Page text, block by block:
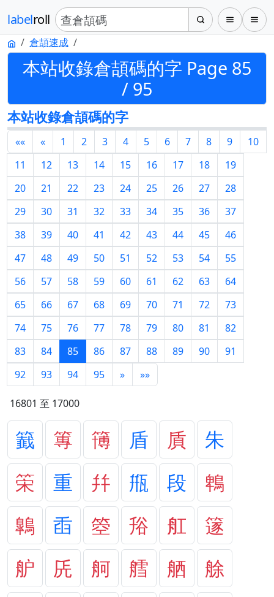
labelroll
倉頡速成
本站收錄倉頡碼的字 Page 85
/ 95
本站收錄倉頡碼的字
«« « 1 2 3 4 5 6 7 8 9
10
11
12 13 14 15 16 17 18
19
20
21 22 23 24 25 26 27
28
29
30 31 32 33 34 35 36
37
38
39 40 41 42 43 44 45
46
47
48 49 50 51 52 53 54
55
56
57 58 59 60 61 62 63
64
65
66 67 68 69 70 71 72
73
74
75 76 77 78 79 80 81
82
83
84 85 86 87 88 89 90
91
92
93 94 95 » »»
16801 至 17000
籖 篿 簙 盾 貭
朱
筞
重 幷 甁 段
鵯
鷱
臿 箜 谸 舡
篴
舮
兏 舸 艝 舾
艅